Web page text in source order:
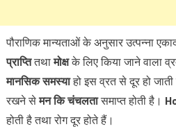
पौराणिक मान्यताओं के अनुसार उत्पन्ना
प्राप्तितथामोक्षके लिए किया जाने वाला
मानसिक समस्याहो इस व्रत से दूर हो
रखने सेमन कि चंचलतासमाप्त होती है।
होती है तथा रोग दूर होते हैं।